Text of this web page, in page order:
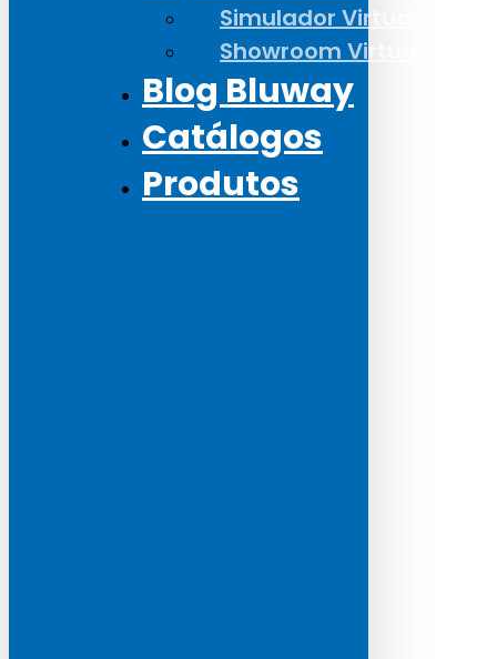
Simulador Virtual
Showroom Virtual
Blog Bluway
Catálogos
Produtos